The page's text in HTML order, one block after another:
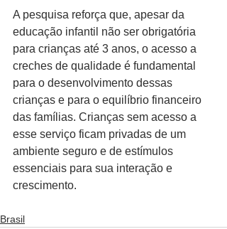
A pesquisa reforça que, apesar da
educação infantil não ser obrigatória
para crianças até 3 anos, o acesso a
creches de qualidade é fundamental
para o desenvolvimento dessas
crianças e para o equilíbrio financeiro
das famílias. Crianças sem acesso a
esse serviço ficam privadas de um
ambiente seguro e de estímulos
essenciais para sua interação e
crescimento.
Brasil